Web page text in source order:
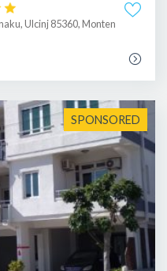
Ulcinj 85360, Monten
SPONSORED